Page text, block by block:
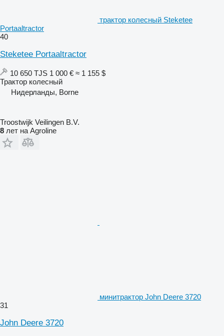
трактор колесный Steketee
Portaaltractor
40
Steketee Portaaltractor
10 650 TJS 1 000 € ≈ 1 155 $
Трактор колесный
Нидерланды, Borne
Troostwijk Veilingen B.V.
8 лет на Agroline
минитрактор John Deere 3720
31
John Deere 3720